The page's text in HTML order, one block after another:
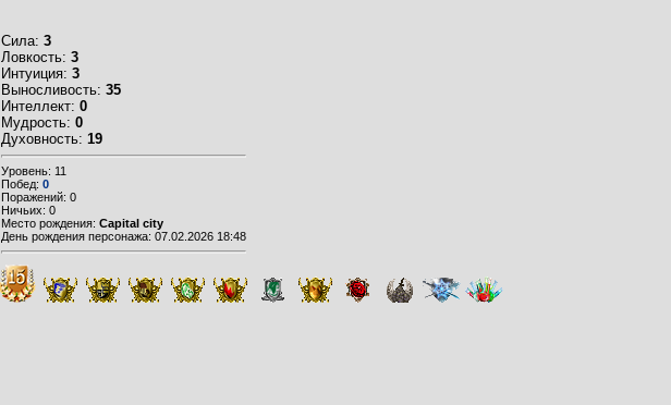
Сила: 3
Ловкость: 3
Интуиция: 3
Выносливость: 35
Интеллект: 0
Мудрость: 0
Духовность: 19
Уровень: 11
Побед: 0
Поражений: 0
Ничьих: 0
Место рождения: Capital city
День рождения персонажа: 07.02.2026 18:48